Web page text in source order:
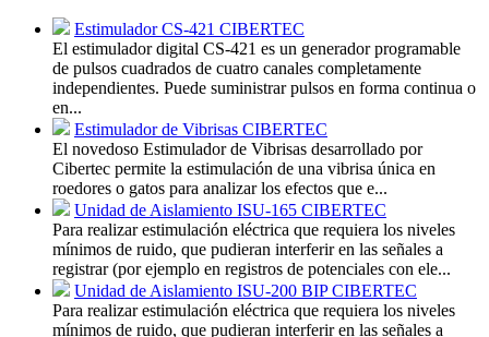
Estimulador CS-421 CIBERTEC
El estimulador digital CS-421 es un generador programable
de pulsos cuadrados de cuatro canales completamente
independientes. Puede suministrar pulsos en forma continua o
en...
Estimulador de Vibrisas CIBERTEC
El novedoso Estimulador de Vibrisas desarrollado por
Cibertec permite la estimulación de una vibrisa única en
roedores o gatos para analizar los efectos que e...
Unidad de Aislamiento ISU-165 CIBERTEC
Para realizar estimulación eléctrica que requiera los niveles
mínimos de ruido, que pudieran interferir en las señales a
registrar (por ejemplo en registros de potenciales con ele...
Unidad de Aislamiento ISU-200 BIP CIBERTEC
Para realizar estimulación eléctrica que requiera los niveles
mínimos de ruido, que pudieran interferir en las señales a